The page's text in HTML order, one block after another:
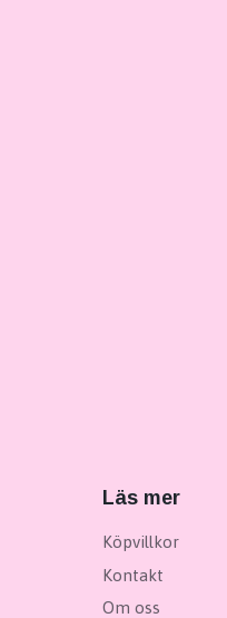
Läs mer
Köpvillkor
Kontakt
Om oss